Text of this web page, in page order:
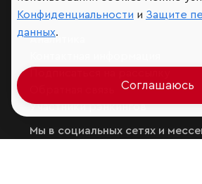
Аналитика
Участники рэнкингов
Мы в социальных сетях и
Конфиденциальности и Защите
данных.
Соглашаюсь